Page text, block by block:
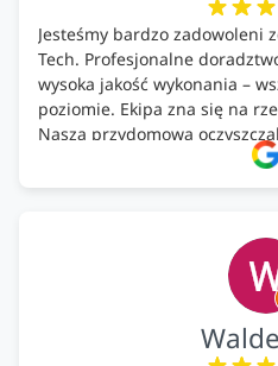
Jesteśmy bardzo zadowoleni
Tech. Profesjonalne
wysoka jakość wykonania –
poziomie. Ekipa zna się na
Nasza przydomowa
całość została wykonana
ustaleniami. Z czystym
ekologicznych rozwiązań!🍀